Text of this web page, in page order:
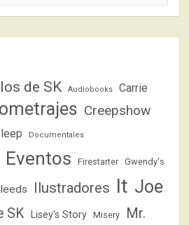
de SK Audiobooks Carrie
Creepshow
Documentales
Eventos Firestarter Gwendy's
Ilustradores It Joe
SK Lisey's Story Misery
Mr.